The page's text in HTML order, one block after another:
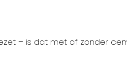
– is dat met of zonder